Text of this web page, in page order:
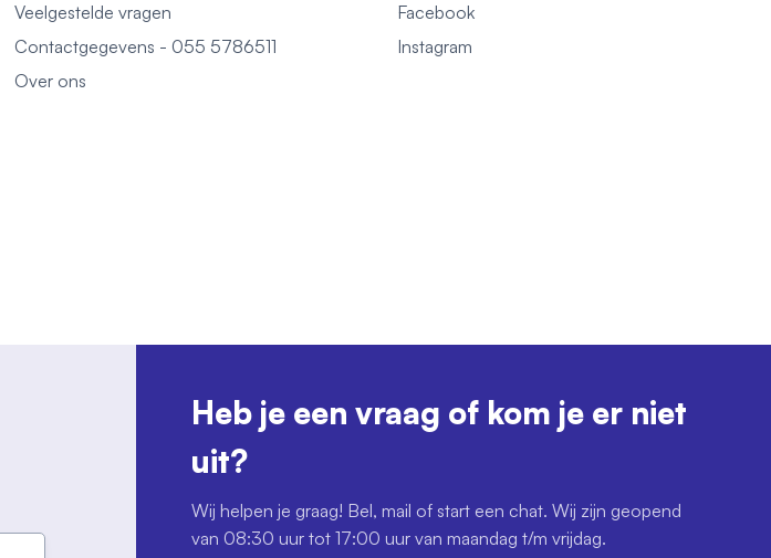
Veelgestelde vragen
Contactgegevens - 055 5786511
Over ons
Facebook
Instagram
Heb je een vraag of kom je er niet
uit?
Wij helpen je graag! Bel, mail of start een chat. Wij zijn geopend
van 08:30 uur tot 17:00 uur van maandag t/m vrijdag.